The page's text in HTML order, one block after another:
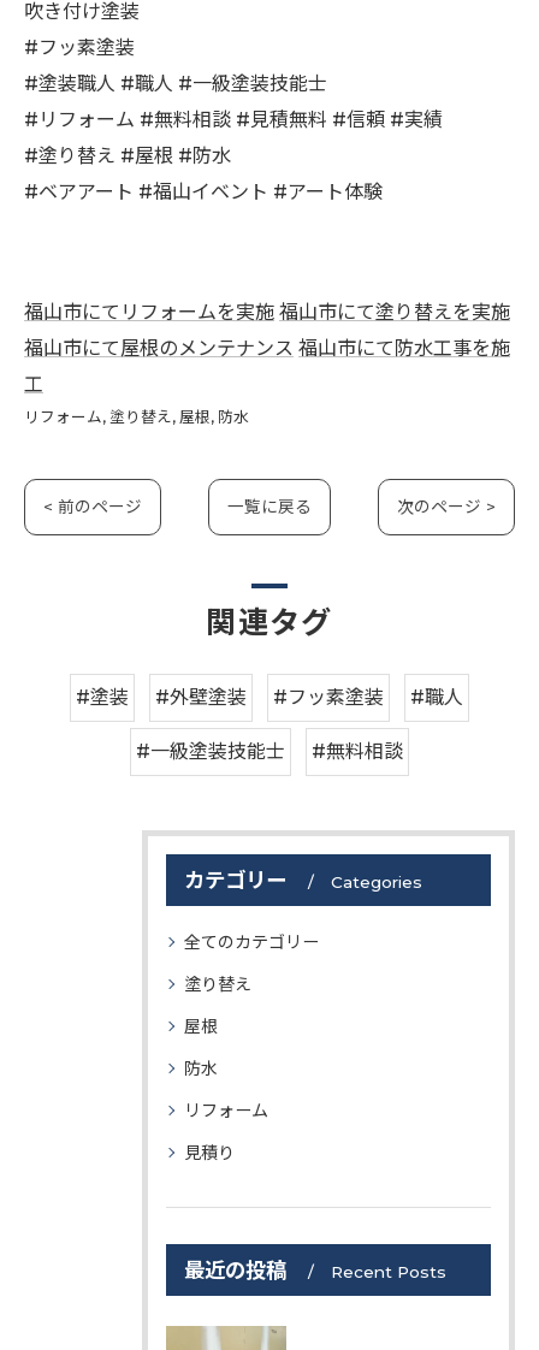
吹き付け塗装
#フッ素塗装
#塗装職人 #職人 #一級塗装技能士
#リフォーム #無料相談 #見積無料 #信頼 #実績
#塗り替え #屋根 #防水
#ベアアート #福山イベント #アート体験
福山市にてリフォームを実施 福山市にて塗り替えを実施
福山市にて屋根のメンテナンス 福山市にて防水工事を施
工
リフォーム 塗り替え 屋根 防水
< 前のページ 一覧に戻る 次のページ >
関連タグ
#塗装 #外壁塗装 #フッ素塗装 #職人
#一級塗装技能士 #無料相談
カテゴリー Categories
全てのカテゴリー
塗り替え
屋根
防水
リフォーム
見積り
最近の投稿 Recent Posts